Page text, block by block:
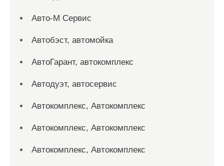
Авто-М Сервис
Автобэст, автомойка
АвтоГарант, автокомплекс
Автодуэт, автосервис
Автокомплекс, Автокомплекс
Автокомплекс, Автокомплекс
Автокомплекс, Автокомплекс